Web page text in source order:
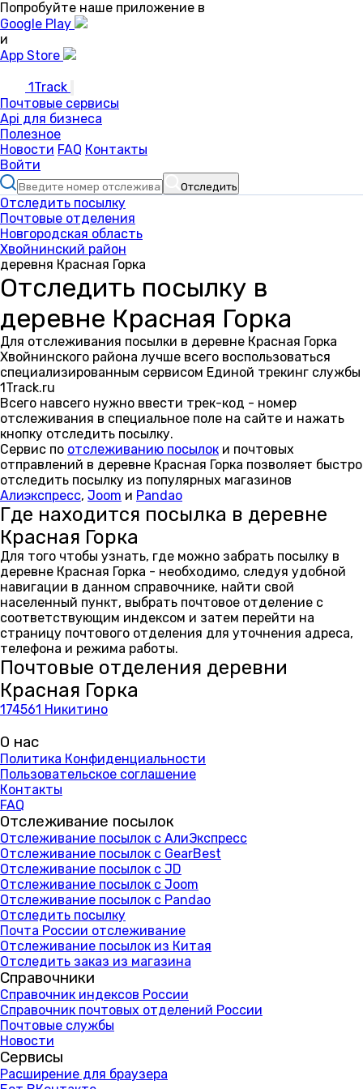
Попробуйте наше приложение в
Google Play
и
App Store
1Track
Почтовые сервисы
Api для бизнеса
Полезное
Новости FAQ Контакты
Войти
Отследить
Отследить посылку
Почтовые отделения
Новгородская область
Хвойнинский район
деревня Красная Горка
Отследить посылку в
деревне Красная Горка
Для отслеживания посылки в деревне Красная Горка
Хвойнинского района лучше всего воспользоваться
специализированным сервисом Единой трекинг службы
1Track.ru
Всего навсего нужно ввести трек-код - номер
отслеживания в специальное поле на сайте и нажать
кнопку отследить посылку.
Сервис по отслеживанию посылок и почтовых
отправлений в деревне Красная Горка позволяет быстро
отследить посылку из популярных магазинов
Алиэкспресс, Joom и Pandao
Где находится посылка в деревне
Красная Горка
Для того чтобы узнать, где можно забрать посылку в
деревне Красная Горка - необходимо, следуя удобной
навигации в данном справочнике, найти свой
населенный пункт, выбрать почтовое отделение с
соответствующим индексом и затем перейти на
страницу почтового отделения для уточнения адреса,
телефона и режима работы.
Почтовые отделения деревни
Красная Горка
174561 Никитино
О нас
Политика Конфиденциальности
Пользовательское соглашение
Контакты
FAQ
Отслеживание посылок
Отслеживание посылок с АлиЭкспресс
Отслеживание посылок с GearBest
Отслеживание посылок с JD
Отслеживание посылок с Joom
Отслеживание посылок с Pandao
Отследить посылку
Почта России отслеживание
Отслеживание посылок из Китая
Отследить заказ из магазина
Справочники
Справочник индексов России
Справочник почтовых отделений России
Почтовые службы
Новости
Сервисы
Расширение для браузера